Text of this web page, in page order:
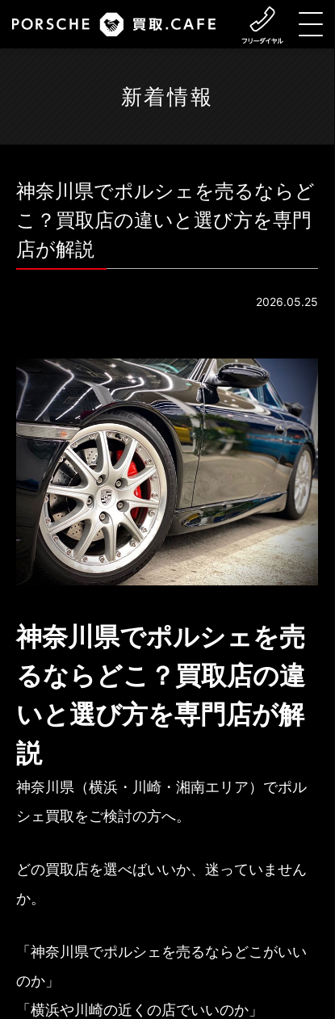
新着情報
神奈川県でポルシェを売るならど
こ？買取店の違いと選び方を専門
店が解説
2026.05.25
神奈川県でポルシェを売
るならどこ？買取店の違
いと選び方を専門店が解
説
神奈川県（横浜・川崎・湘南エリア）でポル
シェ買取をご検討の方へ。
どの買取店を選べばいいか、迷っていません
か。
「神奈川県でポルシェを売るならどこがいい
のか」
「横浜や川崎の近くの店でいいのか」